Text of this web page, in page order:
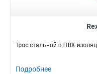
Трос стальной в ПВХ
Подробнее